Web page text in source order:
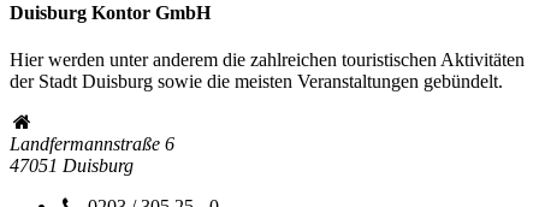
Duisburg Kontor GmbH
Hier werden unter anderem die zahlreichen touristischen Aktivitäten
der Stadt Duisburg sowie die meisten Veranstaltungen gebündelt.
Landfermannstraße 6
47051 Duisburg